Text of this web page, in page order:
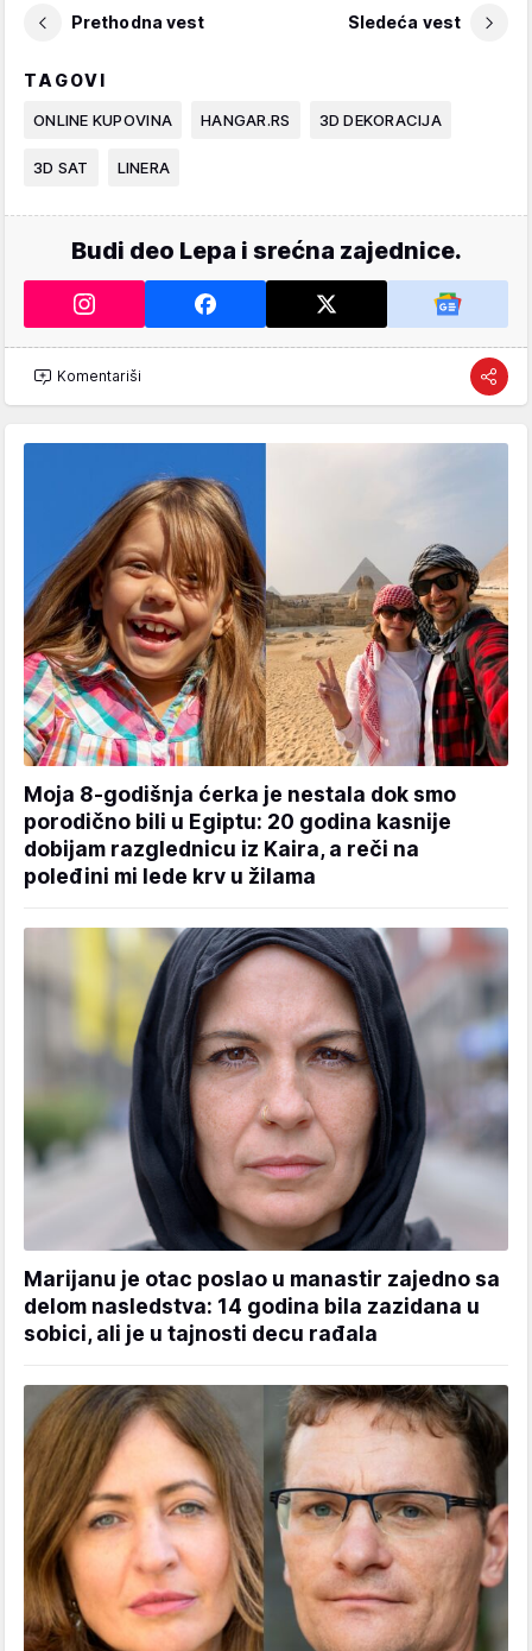
Prethodna vest Sledeća vest
TAGOVI
ONLINE KUPOVINA HANGAR.RS 3D DEKORACIJA
3D SAT LINERA
Budi deo Lepa i srećna zajednice.
Komentariši
Moja 8-godišnja ćerka je nestala dok smo
porodično bili u Egiptu: 20 godina kasnije
dobijam razglednicu iz Kaira, a reči na
poleđini mi lede krv u žilama
Marijanu je otac poslao u manastir zajedno sa
delom nasledstva: 14 godina bila zazidana u
sobici, ali je u tajnosti decu rađala